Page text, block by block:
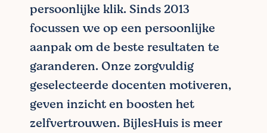
persoonlijke klik. Sinds 2013
focussen we op een persoonlijke
aanpak om de beste resultaten te
garanderen. Onze zorgvuldig
geselecteerde docenten motiveren,
geven inzicht en boosten het
zelfvertrouwen. BijlesHuis is meer